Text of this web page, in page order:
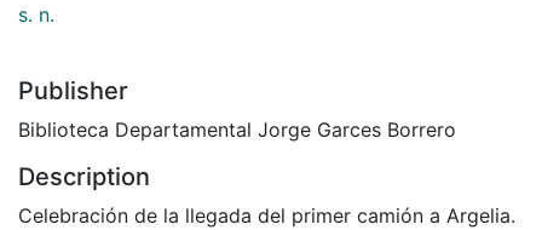
s. n.
Publisher
Biblioteca Departamental Jorge Garces Borrero
Description
Celebración de la llegada del primer camión a Argelia.